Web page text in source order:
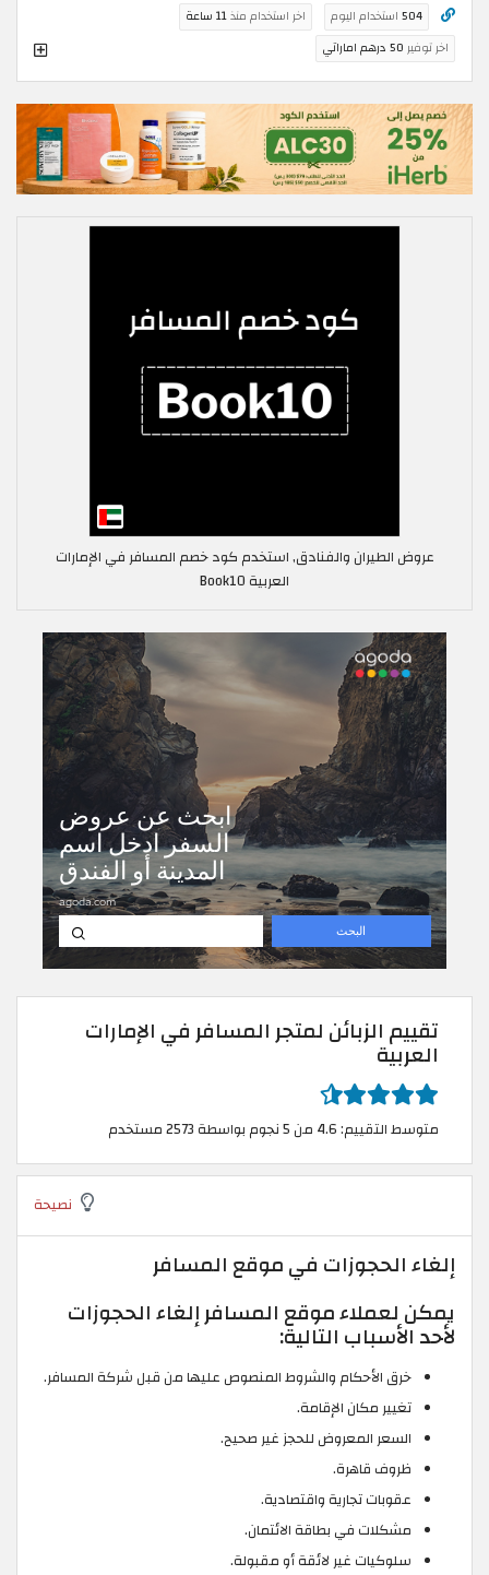
504 استخدام اليوم اخر استخدام منذ11 ساعة
اخر توفير 50 درهم اماراتي
عروض الطيران والفنادق, استخدم كود خصم المسافر في الإمارات
العربية Book10
تقييم الزبائن لمتجر المسافر في الإمارات
العربية
متوسط التقييم: 4.6 من 5 نجوم بواسطة 2573 مستخدم
نصيحة
إلغاء الحجوزات في موقع المسافر
يمكن لعملاء موقع المسافر إلغاء الحجوزات
لأحد الأسباب التالية:
خرق الأحكام والشروط المنصوص عليها من قبل شركة المسافر.
تغيير مكان الإقامة.
السعر المعروض للحجز غير صحيح.
ظروف قاهرة.
عقوبات تجارية واقتصادية.
مشكلات في بطاقة الائتمان.
سلوكيات غير لائقة أو مقبولة.